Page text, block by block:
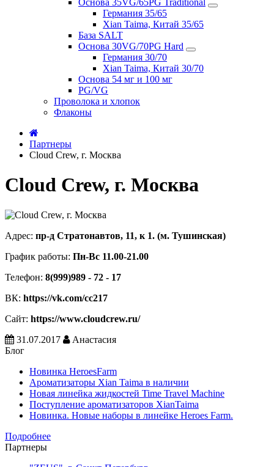
Основа 35VG/65PG Traditional
Германия 35/65
Xian Taima, Китай 35/65
База SALT
Основа 30VG/70PG Hard
Германия 30/70
Xian Taima, Китай 30/70
Основа 54 мг и 100 мг
PG/VG
Проволока и хлопок
Флаконы
Партнеры
Cloud Crew, г. Москва
Cloud Crew, г. Москва
Адрес: пр-д Стратонавтов, 11, к 1. (м. Тушинская)
График работы: Пн-Вс 11.00-21.00
Телефон: 8(999)989 - 72 - 17
ВК: https://vk.com/cc217
Сайт: https://www.cloudcrew.ru/
31.07.2017
Анастасия
Блог
Новинка HeroesFarm
Ароматизаторы Xian Taima в наличии
Новая линейка жидкостей Time Travel Machine
Поступление ароматизаторов XianTaima
Новинка. Новые наборы в линейке Heroes Farm.
Подробнее
Партнеры